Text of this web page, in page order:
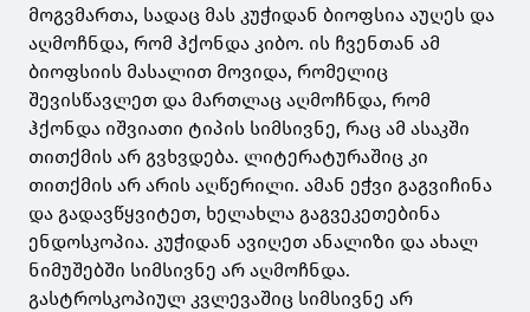
მოგვმართა, სადაც მას კუჭიდან ბიოფსია აუღეს და
აღმოჩნდა, რომ ჰქონდა კიბო. ის ჩვენთან ამ
ბიოფსიის მასალით მოვიდა, რომელიც
შევისწავლეთ და მართლაც აღმოჩნდა, რომ
ჰქონდა იშვიათი ტიპის სიმსივნე, რაც ამ ასაკში
თითქმის არ გვხვდება. ლიტერატურაშიც კი
თითქმის არ არის აღწერილი. ამან ეჭვი გაგვიჩინა
და გადავწყვიტეთ, ხელახლა გაგვეკეთებინა
ენდოსკოპია. კუჭიდან ავიღეთ ანალიზი და ახალ
ნიმუშებში სიმსივნე არ აღმოჩნდა.
გასტროსკოპიულ კვლევაშიც სიმსივნე არ